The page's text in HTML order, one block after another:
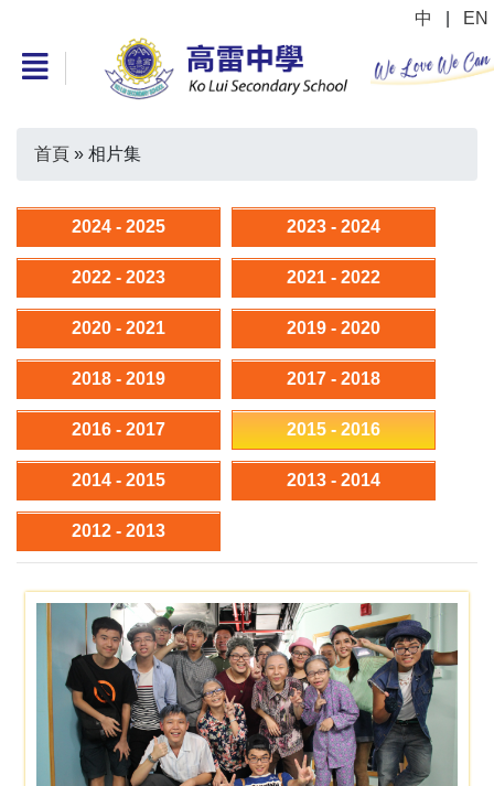
中 EN
首頁 » 相片集
2024 - 2025 2023 - 2024
2022 - 2023 2021 - 2022
2020 - 2021 2019 - 2020
2018 - 2019 2017 - 2018
2016 - 2017 2015 - 2016
2014 - 2015 2013 - 2014
2012 - 2013